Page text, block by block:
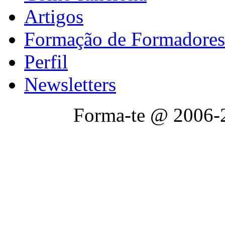
Artigos
Formação de Formadores
Perfil
Newsletters
Forma-te @